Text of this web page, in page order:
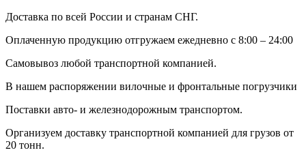
Доставка по всей России и странам СНГ.
Оплаченную продукцию отгружаем ежедневно с 8:00 – 24:00
Самовывоз любой транспортной компанией.
В нашем распоряжении вилочные и фронтальные погрузчики
Поставки авто- и железнодорожным транспортом.
Организуем доставку транспортной компанией для грузов от
20 тонн.